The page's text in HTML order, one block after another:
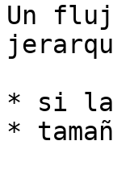
Un
* si la
*